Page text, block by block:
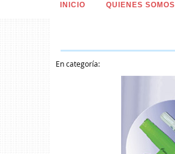
INICIO QUIENES SOMOS
En categoría: